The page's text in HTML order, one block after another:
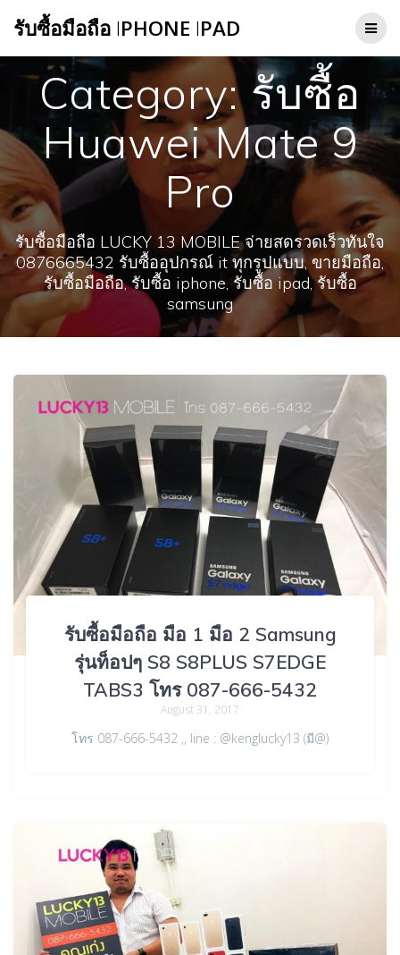
to
รับซื้อมือถือ IPHONE IPAD
Category:รับซื้อ
Huawei Mate 9
Pro
รับซื้อมือถือ LUCKY 13 MOBILE จ่ายสดรวดเร็วทันใจ
0876665432 รับซื้ออุปกรณ์ it ทุกรูปแบบ, ขายมือถือ,
รับซื้อมือถือ, รับซื้อ iphone, รับซื้อ ipad, รับซื้อ
samsung
รับซื้อมือถือ มือ 1 มือ 2 Samsung
รุ่นท็อปๆ S8 S8PLUS S7EDGE
TABS3 โทร 087-666-5432
August 31, 2017
โทร 087-666-5432 ,, line : @kenglucky13 (มี@)